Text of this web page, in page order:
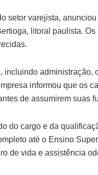
setor varejista,
litoral paulista.
administração,
informou que os
de assumirem suas
do cargo e da
até o Ensino
de vida e assistência